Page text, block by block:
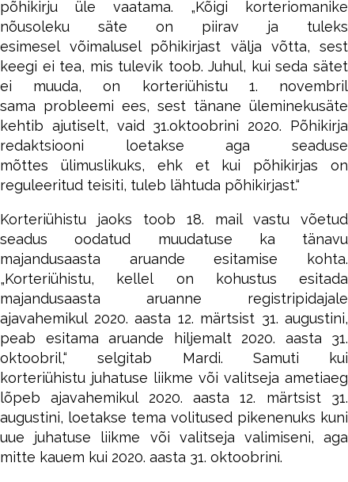
põhikirju üle vaatama. „Kõigi korteriomanike
nõusoleku säte on piirav ja tuleks
esimesel võimalusel põhikirjast välja võtta, sest
keegi ei tea, mis tulevik toob. Juhul, kui seda sätet
ei muuda, on korteriühistu 1. novembril
sama probleemi ees, sest tänane üleminekusäte
kehtib ajutiselt, vaid 31.oktoobrini 2020. Põhikirja
redaktsiooni loetakse aga seaduse
mõttes ülimuslikuks, ehk et kui põhikirjas on
reguleeritud teisiti, tuleb lähtuda põhikirjast.“
Korteriühistu jaoks toob 18. mail vastu võetud
seadus oodatud muudatuse ka tänavu
majandusaasta aruande esitamise kohta.
„Korteriühistu, kellel on kohustus esitada
majandusaasta aruanne registripidajale
ajavahemikul 2020. aasta 12. märtsist 31. augustini,
peab esitama aruande hiljemalt 2020. aasta 31.
oktoobril,“ selgitab Mardi. Samuti kui
korteriühistu juhatuse liikme või valitseja ametiaeg
lõpeb ajavahemikul 2020. aasta 12. märtsist 31.
augustini, loetakse tema volitused pikenenuks kuni
uue juhatuse liikme või valitseja valimiseni, aga
mitte kauem kui 2020. aasta 31. oktoobrini.